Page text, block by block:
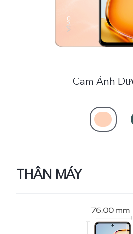
Việt Nam | Chọn
Cam Ánh
THÂN MÁY